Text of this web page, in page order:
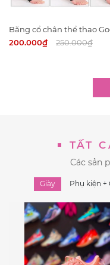
Băng cổ chân thể thao
614A (CẶP)
200.000₫ 250.000₫
TẤT
Các sản
Giày Phụ kiện +